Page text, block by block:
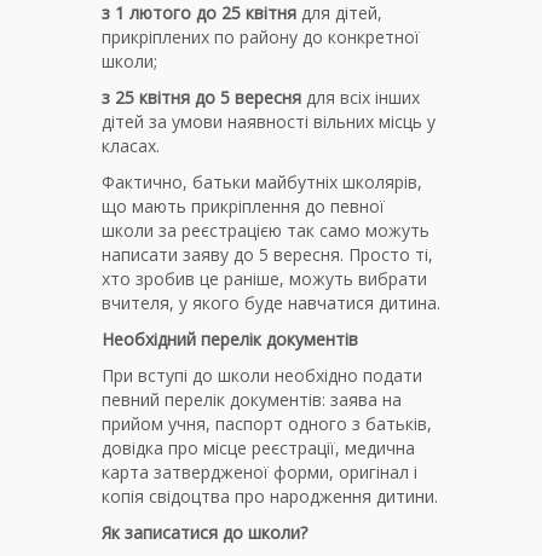
з 1 лютого до 25 квітня для дітей,
прикріплених по району до конкретної
школи;
з 25 квітня до 5 вересня для всіх інших
дітей за умови наявності вільних місць у
класах.
Фактично, батьки майбутніх школярів,
що мають прикріплення до певної
школи за реєстрацією так само можуть
написати заяву до 5 вересня. Просто ті,
хто зробив це раніше, можуть вибрати
вчителя, у якого буде навчатися дитина.
Необхідний перелік документів
При вступі до школи необхідно подати
певний перелік документів: заява на
прийом учня, паспорт одного з батьків,
довідка про місце реєстрації, медична
карта затвердженої форми, оригінал і
копія свідоцтва про народження дитини.
Як записатися до школи?